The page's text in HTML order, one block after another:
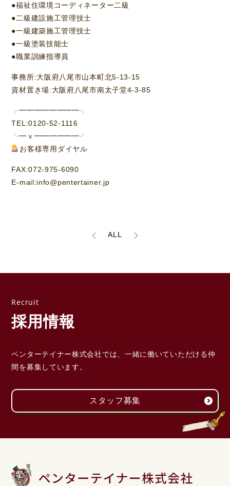
●福祉住環境コーディネーター二級
●二級建設施工管理技士
●一級建築施工管理技士
●一級塗装技能士
●職業訓練指導員
事務所:大阪府八尾市山本町北5-13-15
資材置き場:大阪府八尾市南太子堂4-3-85
╭━━━━━━━━╮
TEL:0120-52-1116
╰━ｖ━━━━━━╯
お客様専用ダイヤル
FAX:072-975-6090
E-mail:info@pentertainer.jp
ALL
採用情報
ペンターテイナー株式会社では、一緒に働いていただける仲
間を募集しています。
スタッフ募集